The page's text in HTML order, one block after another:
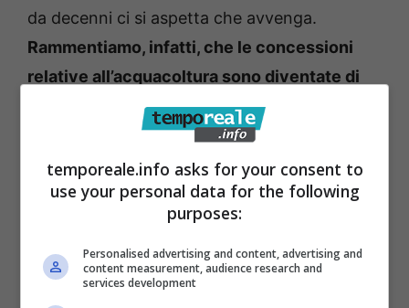
da decenni ci si aspetta che avvenga.
Rammentiamo, infatti, che le concessioni
relative all’acquacoltura sono diventate di
competenza dei Comuni e che , pertanto,
diventa atto dovuto procedere in tale
direzione.Ciò, considerando che la carta
vocazionale sopracitata indica chiaramente
quali siano le zone in cui è consentita la
collocazione degli impianti e quali le aree in
cui, invece, è preclusa. Tra queste ultime,
temporeale.info asks for your consent to
use your personal data for the following
purposes:
Personalised advertising and content, advertising and
content measurement, audience research and
services development